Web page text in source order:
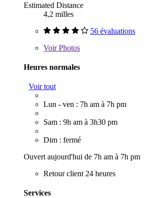
Estimated Distance
4,2 milles
56 évaluations
VoirPhotos
Heures normales
Voir tout
Lun - ven : 7h am à 7h pm
Sam : 9h am à 3h30 pm
Dim : fermé
Ouvert aujourd'hui de 7h am à 7h pm
Retour client 24 heures
Services